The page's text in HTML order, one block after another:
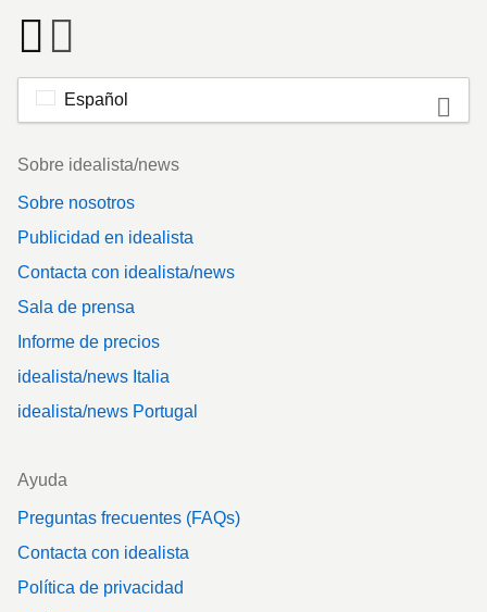
Español
Footer
Sobre idealista/news
Sobre nosotros
Publicidad en idealista
Contacta con idealista/news
Sala de prensa
Informe de precios
idealista/news Italia
idealista/news Portugal
Ayuda
Preguntas frecuentes (FAQs)
Contacta con idealista
Política de privacidad